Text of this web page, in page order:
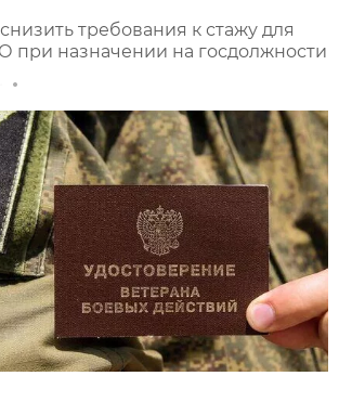
требования к стажу для
при назначении на госдолжности